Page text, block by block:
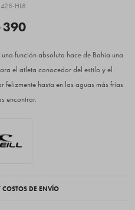
HL8
390
función absoluta hace de Bahia una
el atleta conocedor del estilo y el
hasta en las aguas más frías
encontrar.
DE ENVÍO